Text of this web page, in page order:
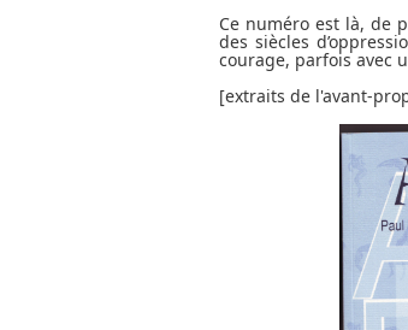
Ce numéro est là, de
des siècles
courage, parfois avec
[extraits de l'avant-